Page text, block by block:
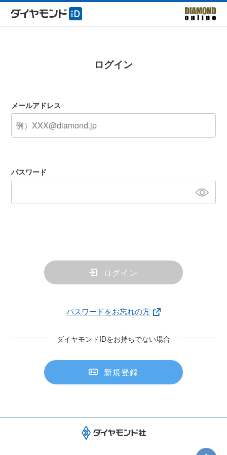
ログイン
メールアドレス
パスワード
ログイン
パスワードをお忘れの方
ダイヤモンドIDをお持ちでない場合
新規登録